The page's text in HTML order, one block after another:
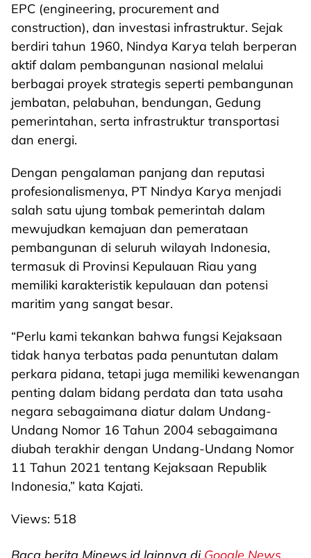
EPC (engineering, procurement and
construction), dan investasi infrastruktur. Sejak
berdiri tahun 1960, Nindya Karya telah berperan
aktif dalam pembangunan nasional melalui
berbagai proyek strategis seperti pembangunan
jembatan, pelabuhan, bendungan, Gedung
pemerintahan, serta infrastruktur transportasi
dan energi.
Dengan pengalaman panjang dan reputasi
profesionalismenya, PT Nindya Karya menjadi
salah satu ujung tombak pemerintah dalam
mewujudkan kemajuan dan pemerataan
pembangunan di seluruh wilayah Indonesia,
termasuk di Provinsi Kepulauan Riau yang
memiliki karakteristik kepulauan dan potensi
maritim yang sangat besar.
“Perlu kami tekankan bahwa fungsi Kejaksaan
tidak hanya terbatas pada penuntutan dalam
perkara pidana, tetapi juga memiliki kewenangan
penting dalam bidang perdata dan tata usaha
negara sebagaimana diatur dalam Undang-
Undang Nomor 16 Tahun 2004 sebagaimana
diubah terakhir dengan Undang-Undang Nomor
11 Tahun 2021 tentang Kejaksaan Republik
Indonesia,” kata Kajati.
Views: 518